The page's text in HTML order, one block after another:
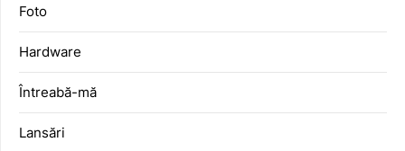
Foto
Hardware
Întreabă-mă
Lansări